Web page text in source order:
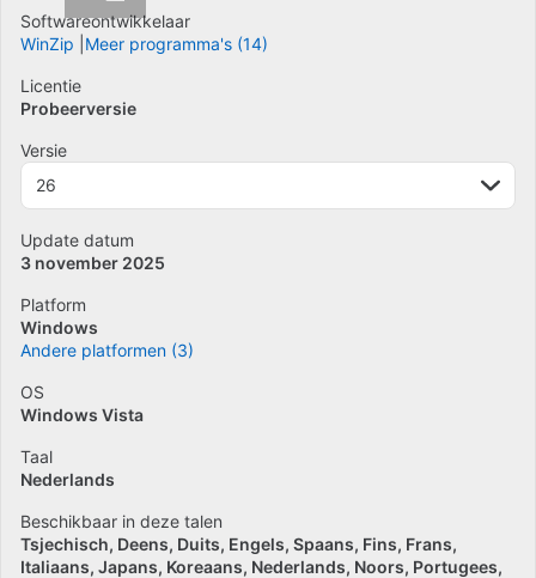
Softwareontwikkelaar
WinZip
Meer programma's (14)
Licentie
Probeerversie
Versie
26
Update datum
3 november 2025
Platform
Windows
Andere platformen (3)
OS
Windows Vista
Taal
Nederlands
Beschikbaar in deze talen
Tsjechisch Deens Duits Engels Spaans Fins Frans
Italiaans Japans Koreaans Nederlands Noors Portugees